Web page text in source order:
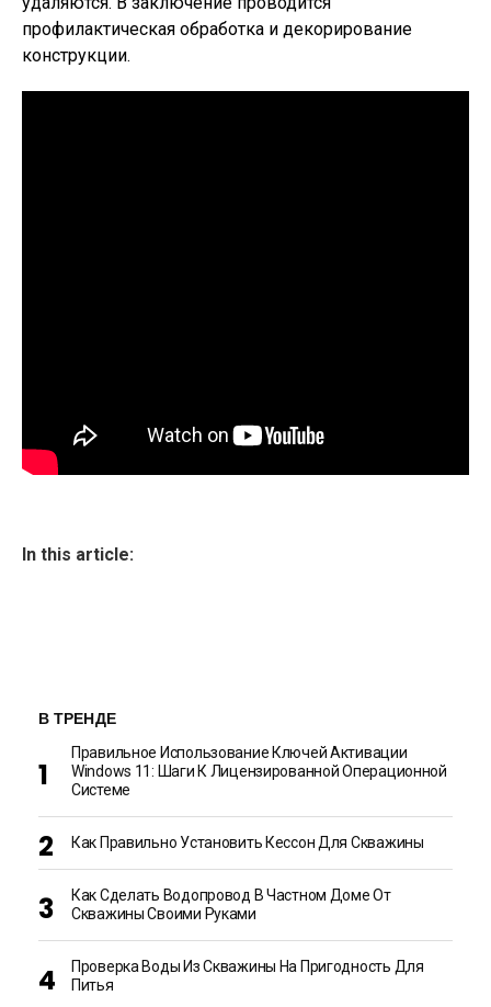
профилактическая обработка и декорирование
конструкции.
In this article:
В ТРЕНДЕ
Правильное Использование Ключей Активации
Windows 11: Шаги К Лицензированной Операционной
Системе
Как Правильно Установить Кессон Для Скважины
Как Сделать Водопровод В Частном Доме От
Скважины Своими Руками
Проверка Воды Из Скважины На Пригодность Для
Питья